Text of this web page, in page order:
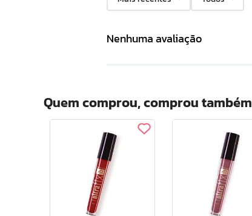
Nenhuma avaliação
Quem comprou, comprou também